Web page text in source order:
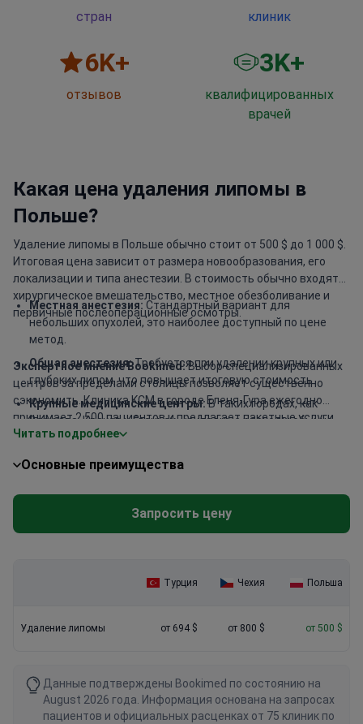
стран клиник
6K+
отзывов
3K+
квалифицированных
врачей
Какая цена удаления липомы в
Польше?
Удаление липомы в Польше обычно стоит от 500 $ до 1 000 $.
Итоговая цена зависит от размера новообразования, его
локализации и типа анестезии. В стоимость обычно входят
хирургическое вмешательство, местное обезболивание и
первичные послеоперационные осмотры.
Местная анестезия: Стандартный вариант для
небольших опухолей, это наиболее доступный по цене
метод.
Общая анестезия:Требуется при удалении крупных или
глубоких липом, что повышает итоговую стоимость.
Крупные медицинские центры:В таких городах, как
Варшава, Краков и Гданьск, накладные расходы обычно
выше.
Множественные образования:
один сеанс.
Региональные клиники:В таких местах, как Щецин или
Еленя-Гура, цены могут быть более привлекательными.
Экспертное мнение Bookimed:Выбор специализированных
центров за пределами столицы позволяет существенно
сэкономить. Клиника KCM в городе Еленя-Гура ежегодно
принимает 2 500 пациентов и предлагает пакетные услуги
для иностранцев. Специализированная больница Святого
учреждений. Они поддерживают международные стандарты
Чтобы получить качественный сервис, выбирайте клиники с
большим потоком международных пациентов.
Читать подробнее
Основные преимущества
Запросить цену
Турция Чехия Польша
Удаление липомы от 694 $ от 800 $ от 500 $
Данные подтверждены Bookimed по состоянию на
August 2026 года. Информация основана на запросах
пациентов и официальных расценках от 75 клиник по